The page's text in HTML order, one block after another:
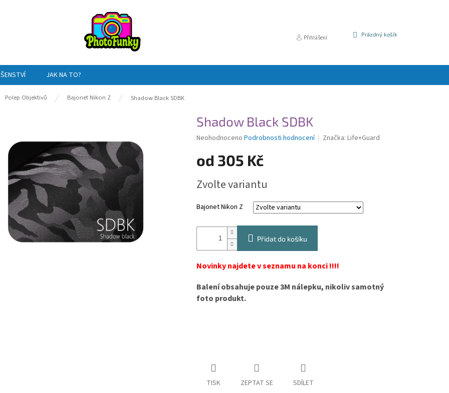
Přihlášení
NÁKUPNÍ
Prázdný košík
JAK NA TO?
Polep Objektivů Bajonet Nikon Z Shadow Black SDBK
Shadow Black SDBK
Průměrné
produktu
je
z
hvězdiček.
Neohodnoceno Podrobnosti hodnocení Značka:Life+Guard
od 305 Kč
cena:
Zvolte variantu
Bajonet Nikon Z
Přidat do košíku
Novinky najdete v seznamu na konci !!!!
Balení obsahuje pouze 3M nálepku, nikoliv samotný
foto produkt.
TISK ZEPTAT SE SDÍLET